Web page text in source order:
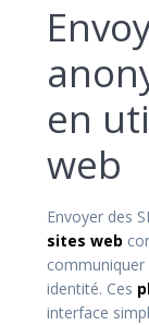
en
web
Envoyer des
sites web
communiquer
identité. Ces
interface